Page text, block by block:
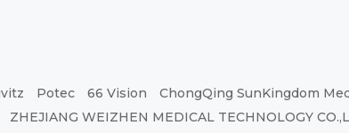
Potec 66 Vision
ChongQing SunKingdom
ZHEJIANG WEIZHEN MEDICAL TECHNOLOGY